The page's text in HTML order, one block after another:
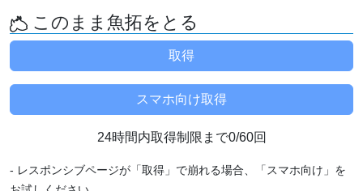
このまま魚拓をとる
24時間内取得制限まで0/60回
- レスポンシブページが「取得」で崩れる場合、「スマホ向け」を